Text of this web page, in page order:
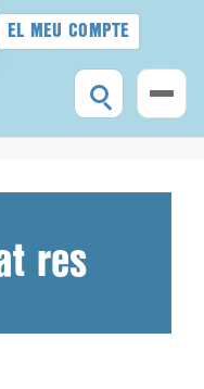
EL MEU COMPTE
res